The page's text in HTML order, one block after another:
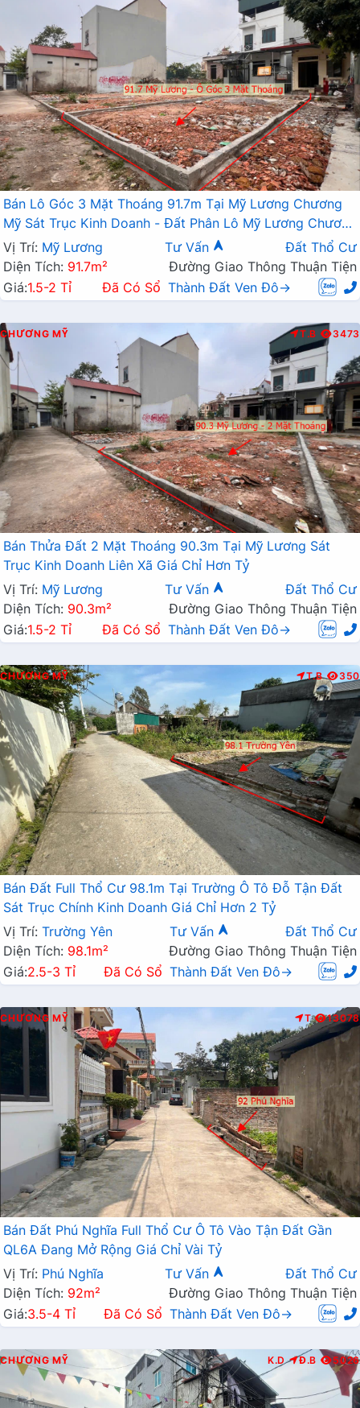
Bán Lô Góc 3 Mặt Thoáng 91.7m Tại Mỹ Lương Chương
Mỹ Sát Trục Kinh Doanh - Đất Phân Lô Mỹ Lương Chương
Mỹ
Vị Trí: Mỹ Lương Tư Vấn
Đất Thổ Cư
Diện Tích: 91.7m²
Đường Giao Thông Thuận Tiện
Giá:1.5-2 Tỉ Đã Có Sổ Thành Đất Ven Đô→
CHƯƠNG MỸ T.B 3473
Bán Thửa Đất 2 Mặt Thoáng 90.3m Tại Mỹ Lương Sát
Trục Kinh Doanh Liên Xã Giá Chỉ Hơn Tỷ
Vị Trí: Mỹ Lương Tư Vấn
Đất Thổ Cư
Diện Tích: 90.3m²
Đường Giao Thông Thuận Tiện
Giá:1.5-2 Tỉ Đã Có Sổ Thành Đất Ven Đô→
CHƯƠNG MỸ T.B 350
Bán Đất Full Thổ Cư 98.1m Tại Trường Ô Tô Đỗ Tận Đất
Sát Trục Chính Kinh Doanh Giá Chỉ Hơn 2 Tỷ
Vị Trí: Trường Yên Tư Vấn
Đất Thổ Cư
Diện Tích: 98.1m²
Đường Giao Thông Thuận Tiện
Giá:2.5-3 Tỉ Đã Có Sổ Thành Đất Ven Đô→
CHƯƠNG MỸ T 13078
Bán Đất Phú Nghĩa Full Thổ Cư Ô Tô Vào Tận Đất Gần
QL6A Đang Mở Rộng Giá Chỉ Vài Tỷ
Vị Trí: Phú Nghĩa Tư Vấn
Đất Thổ Cư
Diện Tích: 92m²
Đường Giao Thông Thuận Tiện
Giá:3.5-4 Tỉ Đã Có Sổ Thành Đất Ven Đô→
CHƯƠNG MỸ K.D Đ.B 5026